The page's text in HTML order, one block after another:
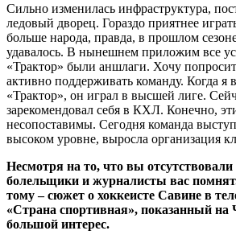
Сильно изменилась инфраструктура,
ледовый дворец. Гораздо приятнее
больше народа, правда, в прошлом
удавалось. В нынешнем приложим все
«Трактор» были аншлаги. Хочу
активно поддерживать команду. Когда я
«Трактор», он играл в высшей лиге.
зарекомендовал себя в КХЛ. Конечно,
несопоставимы. Сегодня команда
высоком уровне, выросла организация
Несмотря на то, что вы
болельщики и журналисты вас
тому – сюжет о хоккеисте Савине в
«Страна спортивная», показанный
большой интерес.